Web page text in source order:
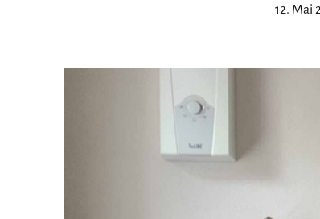
12. Mai